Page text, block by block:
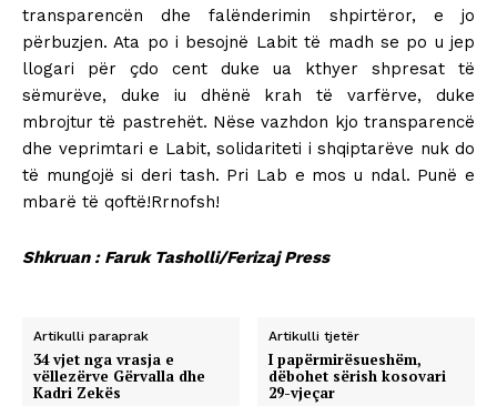
transparencën dhe falënderimin shpirtëror, e jo
përbuzjen. Ata po i besojnë Labit të madh se po u jep
llogari për çdo cent duke ua kthyer shpresat të
sëmurëve, duke iu dhënë krah të varfërve, duke
mbrojtur të pastrehët. Nëse vazhdon kjo transparencë
dhe veprimtari e Labit, solidariteti i shqiptarëve nuk do
të mungojë si deri tash. Pri Lab e mos u ndal. Punë e
mbarë të qoftë!Rrnofsh!
Shkruan : Faruk Tasholli/Ferizaj Press
Artikulli paraprak
34 vjet nga vrasja e
vëllezërve Gërvalla dhe
Kadri Zekës
Artikulli tjetër
I papërmirësueshëm,
dëbohet sërish kosovari
29-vjeçar